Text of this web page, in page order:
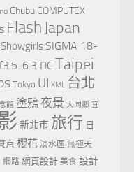
Chubu COMPUTEX
Flash Japan
Showgirls SIGMA 18-
6.3 DC Taipei
Tokyo UI XML 台北
館 塗鴉夜景 大同鄉 宜
新北市 旅行 日
京 櫻花 淡水區 無極天
網路 網頁設計 美食 設計